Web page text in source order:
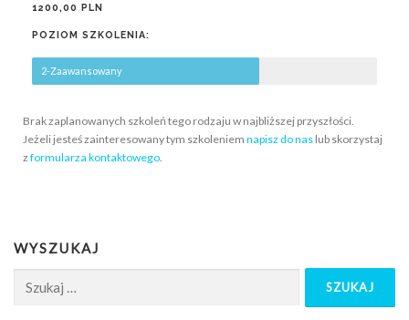
1200,00 PLN
POZIOM SZKOLENIA:
2-Zaawansowany
Brak zaplanowanych szkoleń tego rodzaju w najbliższej przyszłości.
Jeżeli jesteś zainteresowany tym szkoleniem napisz do nas lub skorzystaj
z formularza kontaktowego
WYSZUKAJ